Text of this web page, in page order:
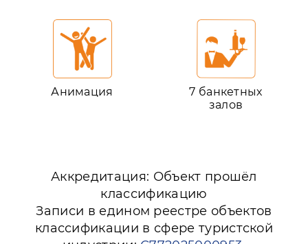
Анимация
7 банкетных
залов
Аккредитация: Объект прошёл
классификацию
Записи в едином реестре объектов
классификации в сфере туристской